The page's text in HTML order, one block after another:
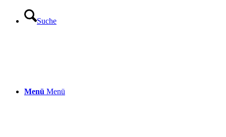
Suche
Menü Menü